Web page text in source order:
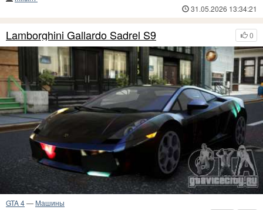
31.05.2026 13:34:21
0
Lamborghini Gallardo Sadrel S9
GTA 4— Машины